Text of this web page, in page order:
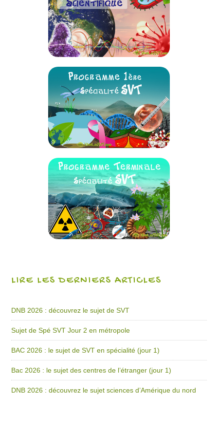
LIRE LES DERNIERS ARTICLES
DNB 2026 : découvrez le sujet de SVT
Sujet de Spé SVT Jour 2 en métropole
BAC 2026 : le sujet de SVT en spécialité (jour 1)
Bac 2026 : le sujet des centres de l’étranger (jour 1)
DNB 2026 : découvrez le sujet sciences d’Amérique du nord